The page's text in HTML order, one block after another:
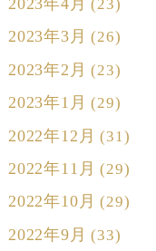
(23)
2023年3月 (26)
2023年2月 (23)
2023年1月 (29)
2022年12月 (31)
2022年11月 (29)
2022年10月 (29)
2022年9月 (33)